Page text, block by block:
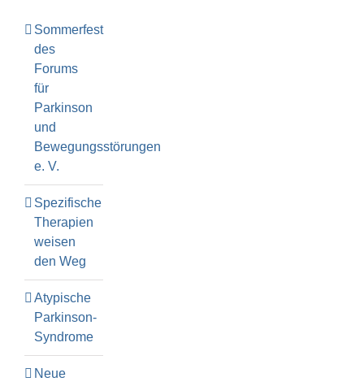
Sommerfest
des
Forums
für
Parkinson
und
Bewegungsstörungen
e. V.
Spezifische
Therapien
weisen
den Weg
Atypische
Parkinson-
Syndrome
Neue